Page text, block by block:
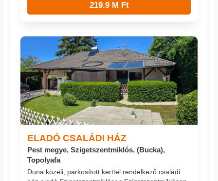
219.9 M Ft
ELADÓ CSALÁDI HÁZ
Pest megye, Szigetszentmiklós, (Bucka),
Topolyafa
Duna közeli, parkosított kerttel rendelkező családi